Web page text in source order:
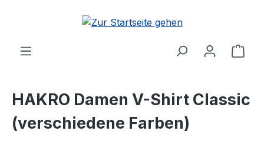
Zum Hauptinhalt springen
HAKRO Damen V-Shirt Classic
(verschiedene Farben)